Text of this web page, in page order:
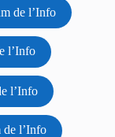
de l’Info
l’Info
l’Info
de l’Info